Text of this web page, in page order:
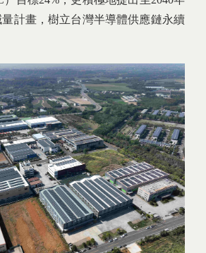
計畫，樹立台灣半導體供應鏈永續